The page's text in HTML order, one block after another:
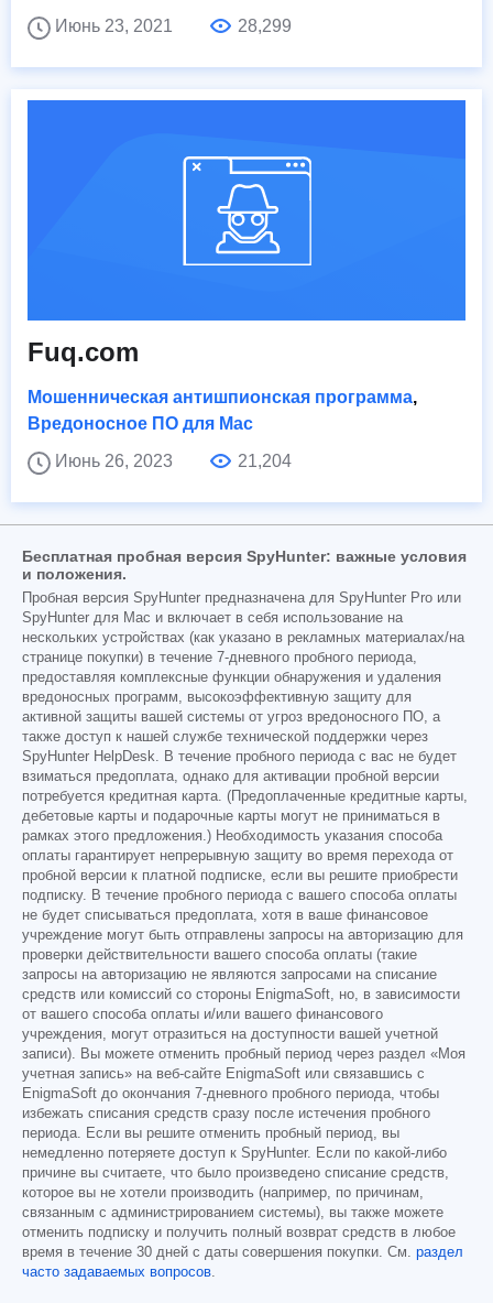
Июнь 23, 2021
28,299
Fuq.com
Мошенническая антишпионская программа,
Вредоносное ПО для Mac
Июнь 26, 2023
21,204
Бесплатная пробная версия SpyHunter: важные условия
и положения.
Пробная версия SpyHunter предназначена для SpyHunter Pro или
SpyHunter для Mac и включает в себя использование на
нескольких устройствах (как указано в рекламных материалах/на
странице покупки) в течение 7-дневного пробного периода,
предоставляя комплексные функции обнаружения и удаления
вредоносных программ, высокоэффективную защиту для
активной защиты вашей системы от угроз вредоносного ПО, а
также доступ к нашей службе технической поддержки через
SpyHunter HelpDesk. В течение пробного периода с вас не будет
взиматься предоплата, однако для активации пробной версии
потребуется кредитная карта. (Предоплаченные кредитные карты,
дебетовые карты и подарочные карты могут не приниматься в
рамках этого предложения.) Необходимость указания способа
оплаты гарантирует непрерывную защиту во время перехода от
пробной версии к платной подписке, если вы решите приобрести
подписку. В течение пробного периода с вашего способа оплаты
не будет списываться предоплата, хотя в ваше финансовое
учреждение могут быть отправлены запросы на авторизацию для
проверки действительности вашего способа оплаты (такие
запросы на авторизацию не являются запросами на списание
средств или комиссий со стороны EnigmaSoft, но, в зависимости
от вашего способа оплаты и/или вашего финансового
учреждения, могут отразиться на доступности вашей учетной
записи). Вы можете отменить пробный период через раздел «Моя
учетная запись» на веб-сайте EnigmaSoft или связавшись с
EnigmaSoft до окончания 7-дневного пробного периода, чтобы
избежать списания средств сразу после истечения пробного
периода. Если вы решите отменить пробный период, вы
немедленно потеряете доступ к SpyHunter. Если по какой-либо
причине вы считаете, что было произведено списание средств,
которое вы не хотели производить (например, по причинам,
связанным с администрированием системы), вы также можете
отменить подписку и получить полный возврат средств в любое
время в течение 30 дней с даты совершения покупки. См. раздел
часто задаваемых вопросов.